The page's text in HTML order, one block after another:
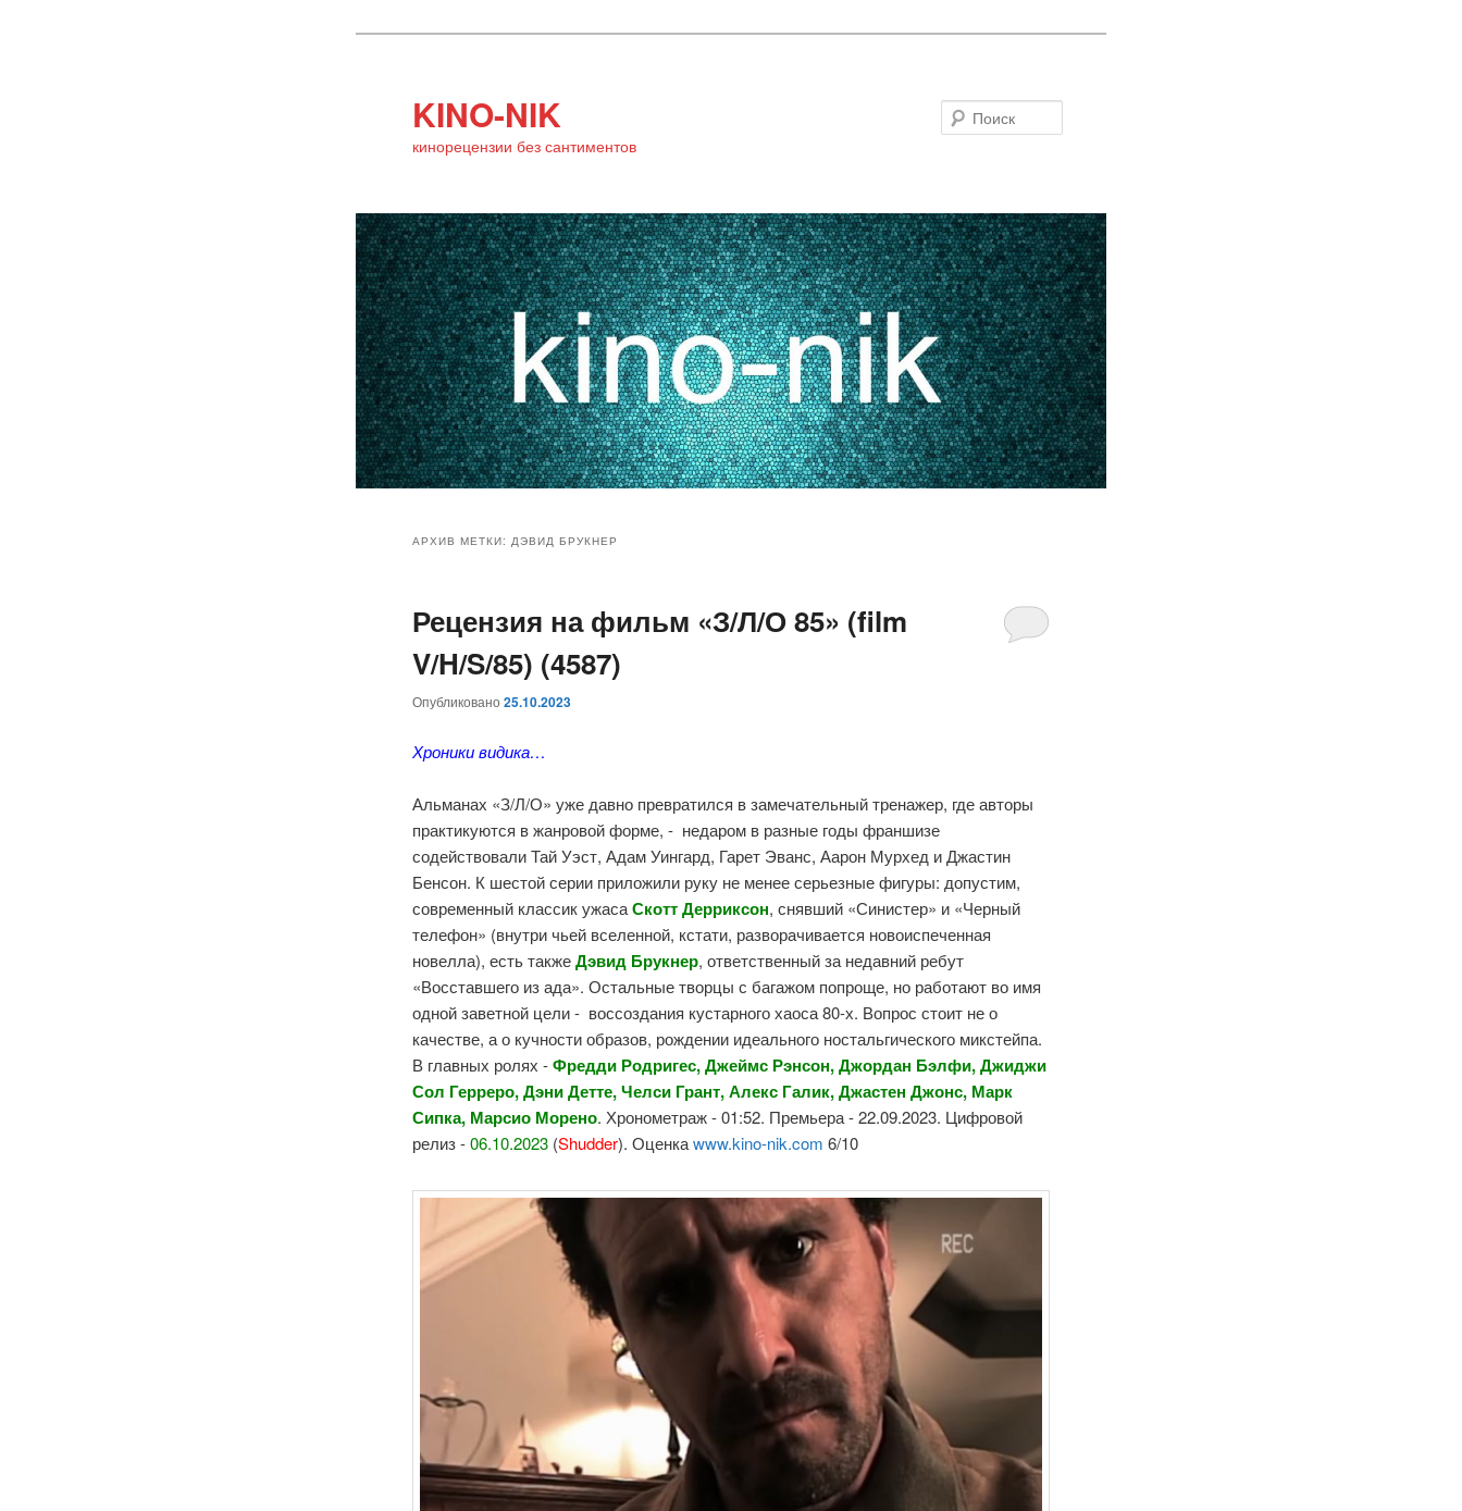
KINO-NIK
кинорецензии без сантиментов
основному
содержимому
дополнительному
содержимому
АРХИВ МЕТКИ: ДЭВИД БРУКНЕР
Рецензия на фильм «З/Л/О 85» (film
V/H/S/85) (4587)
Опубликовано25.10.2023
Хроники видика…
Альманах «З/Л/О» уже давно превратился в замечательный тренажер, где авторы
практикуются в жанровой форме, - недаром в разные годы франшизе
содействовалиТай Уэст,Адам Уингард, Гарет Эванс,Аарон Мурхед иДжастин
Бенсон. К шестой серии приложили руку не менее серьезные фигуры: допустим,
современный классик ужасаСкотт Дерриксон, снявший «Синистер» и «Черный
телефон» (внутри чьей вселенной, кстати, разворачивается новоиспеченная
новелла), есть такжеДэвид Брукнер, ответственный за недавний ребут
«Восставшего из ада». Остальные творцы с багажом попроще, но работают во имя
одной заветной цели - воссоздания кустарного хаоса 80-х. Вопрос стоит не о
качестве, а о кучности образов, рождении идеального ностальгического микстейпа.
В главных ролях -Фредди Родригес,Джеймс Рэнсон,Джордан Бэлфи,Джиджи
Сол Герреро,Дэни Детте,Челси Грант,Алекс Галик,Джастен Джонс, Марк
Сипка, Марсио Морено. Хронометраж - 01:52. Премьера -22.09.2023. Цифровой
релиз -06.10.2023 (Shudder). Оценкаwww.kino-nik.com 6/10